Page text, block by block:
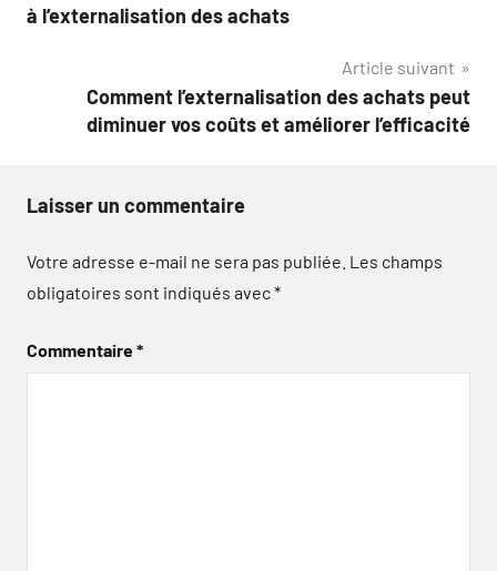
à l’externalisation des achats
Article suivant
Comment l’externalisation des achats peut
diminuer vos coûts et améliorer l’efficacité
Laisser un commentaire
Votre adresse e-mail ne sera pas publiée. Les champs
obligatoires sont indiqués avec*
Commentaire*